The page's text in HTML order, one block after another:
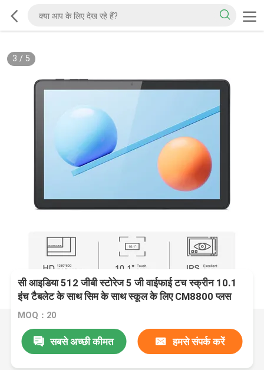
3 / 5
सी आइडिया 512 जीबी स्टोरेज 5 जी वाईफाई टच स्क्रीन 10.1
इंच टैबलेट के साथ सिम के साथ स्कूल के लिए CM8800 प्लस
MOQ：20
सबसे अच्छी कीमत हमसे संपर्क करें